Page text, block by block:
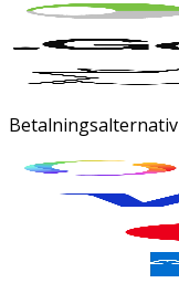
Betalningsalternativ